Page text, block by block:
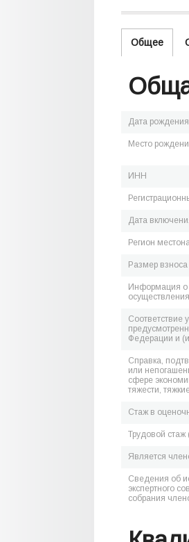
Общее
Дата рождения
Место
ИНН
Дата
Регион
Размер
Информация о
Соответствие
Федерации и
Справка,
или
сфере
тяжести,
Стаж в
Трудовой стаж
Является
Сведения об
экспертного
собрания